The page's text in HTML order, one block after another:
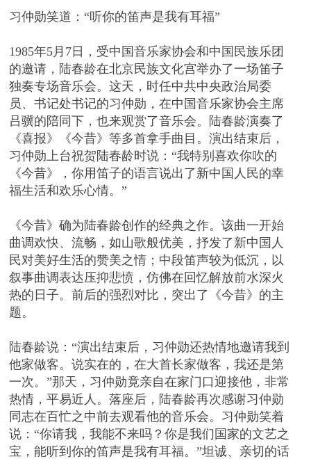
习仲勋笑道：“听你的笛声是我有耳福”
1985年5月7日，受中国音乐家协会和中国民族乐团
的邀请，陆春龄在北京民族文化宫举办了一场笛子
独奏专场音乐会。这天，时任中共中央政治局委
员、书记处书记的习仲勋，在中国音乐家协会主席
吕骥的陪同下，也来观赏了音乐会。陆春龄演奏了
《喜报》《今昔》等多首拿手曲目。演出结束后，
习仲勋上台祝贺陆春龄时说：“我特别喜欢你吹的
《今昔》，你用笛子的语言说出了新中国人民的幸
福生活和欢乐心情。”
《今昔》确为陆春龄创作的经典之作。该曲一开始
曲调欢快、流畅，如山歌般优美，抒发了新中国人
民对美好生活的赞美之情；中段笛声较为低沉，以
叙事曲调表达压抑悲愤，仿佛在回忆解放前水深火
热的日子。前后的强烈对比，突出了《今昔》的主
题。
陆春龄说：“演出结束后，习仲勋还热情地邀请我到
他家做客。说实在的，在大首长家做客，我还是第
一次。”那天，习仲勋竟亲自在家门口迎接他，非常
热情，平易近人。落座后，陆春龄再次感谢习仲勋
同志在百忙之中前去观看他的音乐会。习仲勋笑着
说：“你请我，我能不来吗？你是我们国家的文艺之
宝，能听到你的笛声是我有耳福。”坦诚、亲切的话